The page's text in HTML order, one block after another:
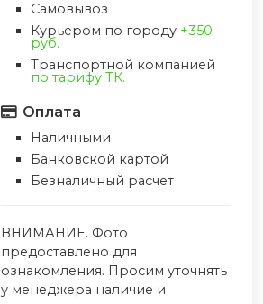
Самовывоз
Курьером по городу +350
руб.
Транспортной компанией
по тарифу ТК.
Оплата
Наличными
Банковской картой
Безналичный расчет
ВНИМАНИЕ. Фото
предоставлено для
ознакомления. Просим уточнять
у менеджера наличие и